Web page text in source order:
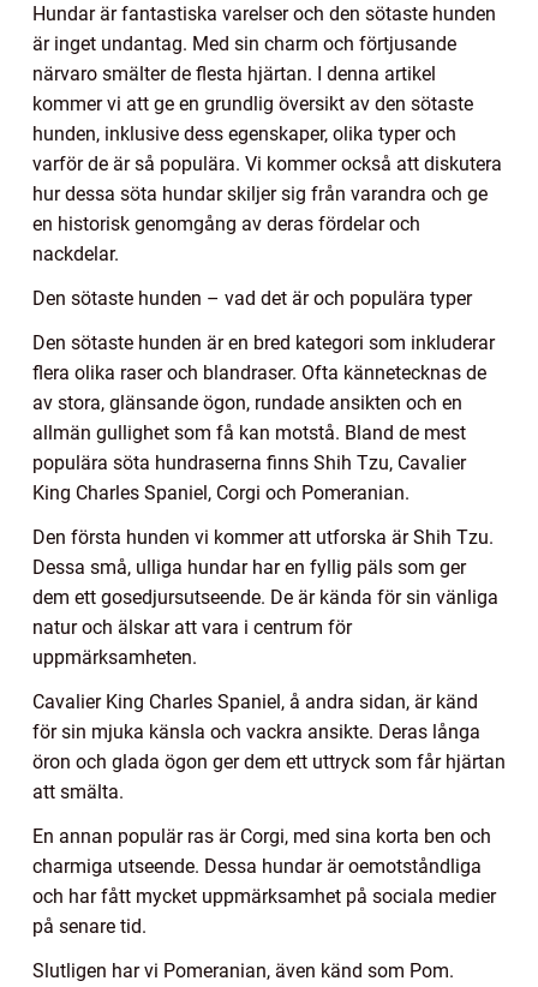
Hundar är fantastiska varelser och den sötaste hunden
är inget undantag. Med sin charm och förtjusande
närvaro smälter de flesta hjärtan. I denna artikel
kommer vi att ge en grundlig översikt av den sötaste
hunden, inklusive dess egenskaper, olika typer och
varför de är så populära. Vi kommer också att diskutera
hur dessa söta hundar skiljer sig från varandra och ge
en historisk genomgång av deras fördelar och
nackdelar.
Den sötaste hunden – vad det är och populära typer
Den sötaste hunden är en bred kategori som inkluderar
flera olika raser och blandraser. Ofta kännetecknas de
av stora, glänsande ögon, rundade ansikten och en
allmän gullighet som få kan motstå. Bland de mest
populära söta hundraserna finns Shih Tzu, Cavalier
King Charles Spaniel, Corgi och Pomeranian.
Den första hunden vi kommer att utforska är Shih Tzu.
Dessa små, ulliga hundar har en fyllig päls som ger
dem ett gosedjursutseende. De är kända för sin vänliga
natur och älskar att vara i centrum för
uppmärksamheten.
Cavalier King Charles Spaniel, å andra sidan, är känd
för sin mjuka känsla och vackra ansikte. Deras långa
öron och glada ögon ger dem ett uttryck som får hjärtan
att smälta.
En annan populär ras är Corgi, med sina korta ben och
charmiga utseende. Dessa hundar är oemotståndliga
och har fått mycket uppmärksamhet på sociala medier
på senare tid.
Slutligen har vi Pomeranian, även känd som Pom.